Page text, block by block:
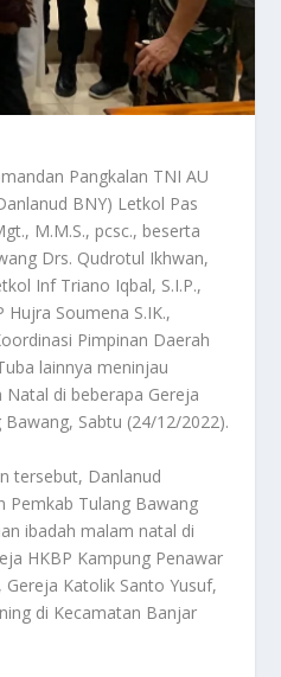
Pangkalan TNI AU
BNY) Letkol Pas
M.M.S., pcsc., beserta
Drs. Qudrotul Ikhwan,
Inf Triano Iqbal, S.I.P.,
Hujra Soumena S.IK.,
Pimpinan Daerah
lainnya meninjau
di beberapa Gereja
Sabtu (24/12/2022).
tersebut, Danlanud
Pemkab Tulang Bawang
ibadah malam natal di
HKBP Kampung Penawar
Katolik Santo Yusuf,
di Kecamatan Banjar